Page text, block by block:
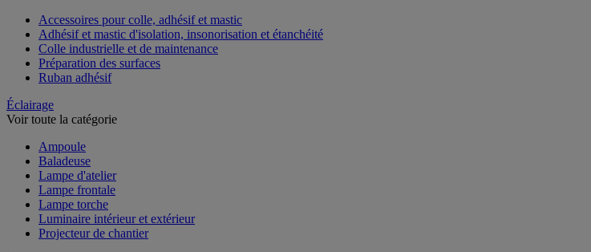
Accessoires pour colle, adhésif et mastic
Adhésif et mastic d'isolation, insonorisation et étanchéité
Colle industrielle et de maintenance
Préparation des surfaces
Ruban adhésif
Éclairage
Voir toute la catégorie
Ampoule
Baladeuse
Lampe d'atelier
Lampe frontale
Lampe torche
Luminaire intérieur et extérieur
Projecteur de chantier